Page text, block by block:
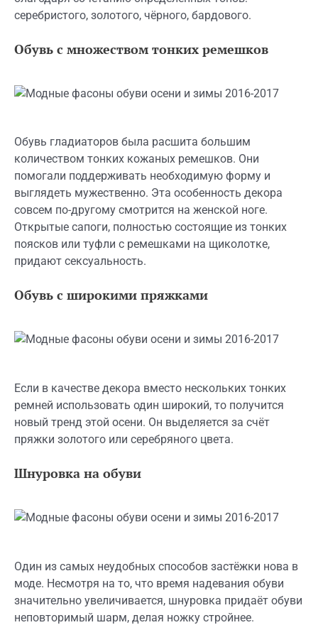
серебристого, золотого, чёрного, бардового.
Обувь с множеством тонких ремешков
Обувь гладиаторов была расшита большим
количеством тонких кожаных ремешков. Они
помогали поддерживать необходимую форму и
выглядеть мужественно. Эта особенность декора
совсем по-другому смотрится на женской ноге.
Открытые сапоги, полностью состоящие из тонких
поясков или туфли с ремешками на щиколотке,
придают сексуальность.
Обувь с широкими пряжками
Если в качестве декора вместо нескольких тонких
ремней использовать один широкий, то получится
новый тренд этой осени. Он выделяется за счёт
пряжки золотого или серебряного цвета.
Шнуровка на обуви
Один из самых неудобных способов застёжки нова в
моде. Несмотря на то, что время надевания обуви
значительно увеличивается, шнуровка придаёт обуви
неповторимый шарм, делая ножку стройнее.